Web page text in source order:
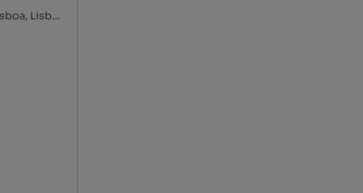
Rua José Rodrigues Miguéis, Fonte Nova - Calhariz, Benfica, Lisboa, Lisboa